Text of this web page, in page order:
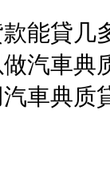
能貸几
汽車典
車典质